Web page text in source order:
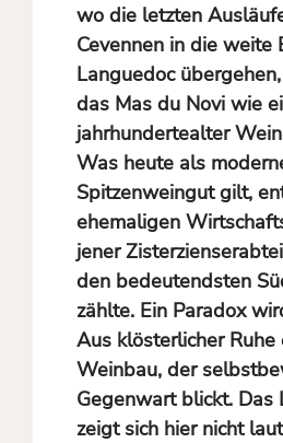
wo die letzten
Cevennen in die weite
Languedoc
das Mas du Novi wie
jahrhundertealter
Was heute als
Spitzenweingut gilt,
ehemaligen
jener
den bedeutendsten
zählte. Ein Paradox
Aus klösterlicher
Weinbau, der
Gegenwart blickt. Das
zeigt sich hier nicht